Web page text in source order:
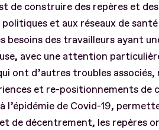
de construire des repères et des
et aux réseaux de
besoins des travailleurs ayant
avec une attention
ont d’autres troubles
et re-positionnements de
l’épidémie de Covid-19,
de décentrement, les repères